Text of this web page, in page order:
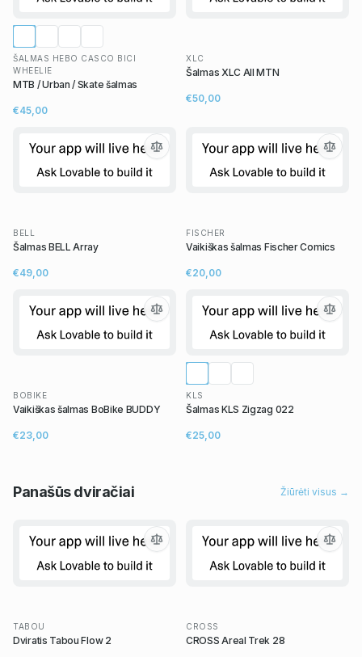
ŠALMAS HEBO CASCO BICI
WHEELIE
MTB / Urban / Skate šalmas
€45,00
XLC
Šalmas XLC All MTN
€50,00
BELL
Šalmas BELL Array
€49,00
FISCHER
Vaikiškas šalmas Fischer Comics
€20,00
BOBIKE
Vaikiškas šalmas BoBike BUDDY
€23,00
KLS
Šalmas KLS Zigzag 022
€25,00
Panašūsdviračiai Žiūrėti visus →
TABOU
Dviratis Tabou Flow 2
CROSS
CROSS Areal Trek 28